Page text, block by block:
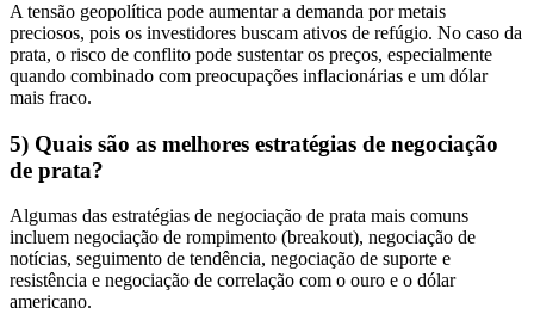
A tensão geopolítica pode aumentar a demanda por metais
preciosos, pois os investidores buscam ativos de refúgio. No caso da
prata, o risco de conflito pode sustentar os preços, especialmente
quando combinado com preocupações inflacionárias e um dólar
mais fraco.
5) Quais são as melhores estratégias de negociação
de prata?
Algumas das estratégias de negociação de prata mais comuns
incluem negociação de rompimento (breakout), negociação de
notícias, seguimento de tendência, negociação de suporte e
resistência e negociação de correlação com o ouro e o dólar
americano.